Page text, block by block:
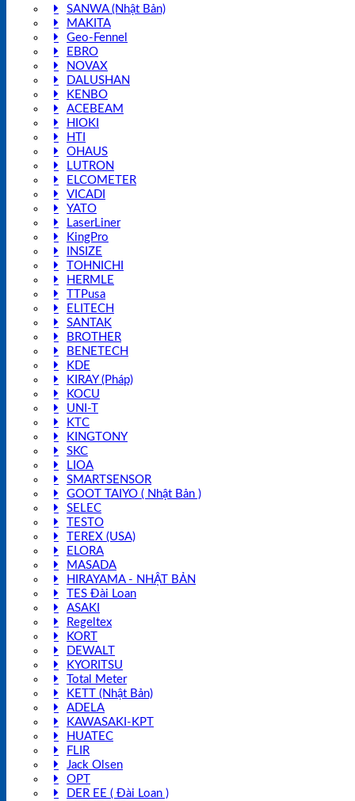
SANWA (Nhật Bản)
MAKITA
Geo-Fennel
EBRO
NOVAX
DALUSHAN
KENBO
ACEBEAM
HIOKI
HTI
OHAUS
LUTRON
ELCOMETER
VICADI
YATO
LaserLiner
KingPro
INSIZE
TOHNICHI
HERMLE
TTPusa
ELITECH
SANTAK
BROTHER
BENETECH
KDE
KIRAY (Pháp)
KOCU
UNI-T
KTC
KINGTONY
SKC
LIOA
SMARTSENSOR
GOOT TAIYO ( Nhật Bản )
SELEC
TESTO
TEREX (USA)
ELORA
MASADA
HIRAYAMA - NHẬT BẢN
TES Đài Loan
ASAKI
Regeltex
KORT
DEWALT
KYORITSU
Total Meter
KETT (Nhật Bản)
ADELA
KAWASAKI-KPT
HUATEC
FLIR
Jack Olsen
OPT
DER EE ( Đài Loan )